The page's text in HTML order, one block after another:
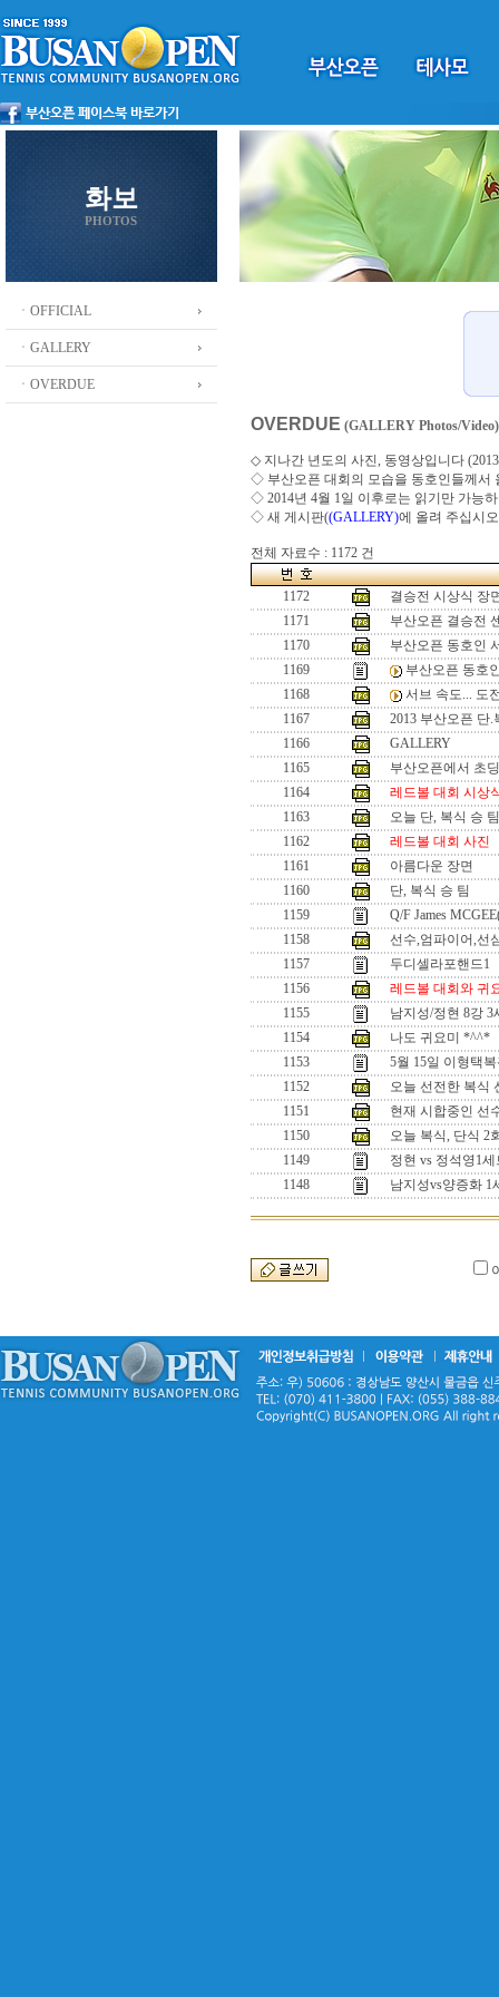
화보
PHOTOS
ㆍOFFICIAL
ㆍGALLERY
ㆍOVERDUE
OVERDUE (GALLERY Photos/Video)
◇ 지나간 년도의 사진, 동영상입니다
◇ 부산오픈 대회의 모습을 동호인들께서
◇ 2014년 4월 1일 이후로는 읽기만 가능
◇ 새 게시판((GALLERY)에 올려 주십시오
전체 자료수 : 1172 건
1172
결승전 시상식 장
1171
부산오픈 결승전
1170
부산오픈 동호인
1169
부산오픈 동호
1168
서브 속도... 도
1167
2013 부산오픈 단
1166
GALLERY
1165
부산오픈에서 초
1164
레드볼 대회 시상
1163
오늘 단, 복식 승 팀
1162
레드볼 대회 사진
1161
아름다운 장면
1160
단, 복식 승 팀
1159
Q/F James
1158
선수,엄파이어,선
1157
두디셀라포핸드1
1156
레드볼 대회와 귀
1155
남지성/정현 8강 3
1154
나도 귀요미 *^^*
1153
5월 15일 이형택
1152
오늘 선전한 복식
1151
현재 시합중인 선
1150
오늘 복식, 단식 2
1149
정현 vs 정석영1
1148
남지성vs양증화 1